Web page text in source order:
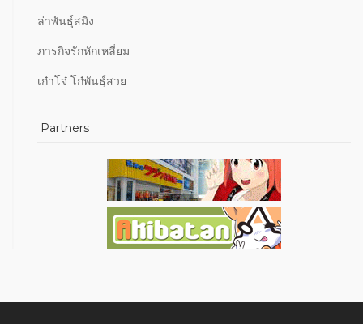
ล่าพันธุ์สมิง
ภารกิจรักหักเหลี่ยม
เก๋าโจ๋ โก๋พันธุ์สวย
Partners